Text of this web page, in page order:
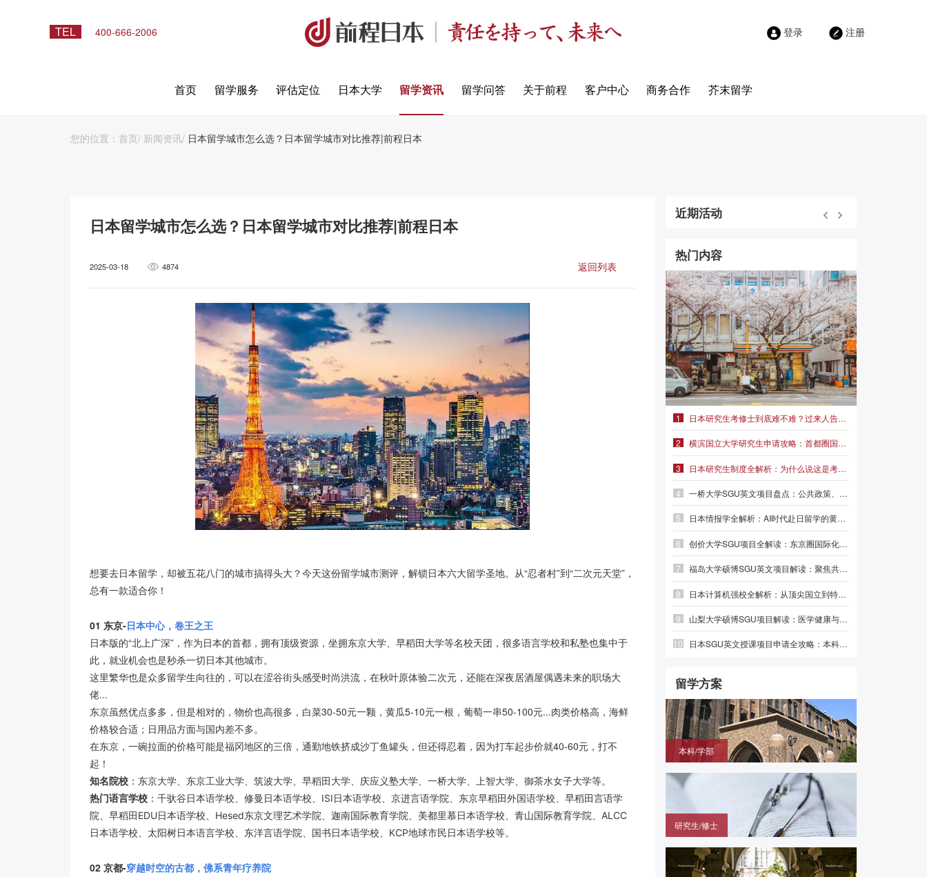
TEL 400-666-2006 登录 注册
首页 留学服务 评估定位 日本大学 留学资讯 留学问答 关于前程 客户中心 商务合作 芥末留学
您的位置： 首页/ 新闻资讯/ 日本留学城市怎么选？日本留学城市对比推荐|前程日本
日本留学城市怎么选？日本留学城市对比推荐|前程日本
2025-03-18 4874 返回列表
想要去日本留学，却被五花八门的城市搞得头大？今天这份留学城市测评，解锁日本六大留学圣地。从“忍者村”到“二次元天堂”，
总有一款适合你！
01 东京-日本中心，卷王之王
日本版的“北上广深”，作为日本的首都，拥有顶级资源，坐拥东京大学、早稻田大学等名校天团，很多语言学校和私塾也集中于
此，就业机会也是秒杀一切日本其他城市。
这里繁华也是众多留学生向往的，可以在涩谷街头感受时尚洪流，在秋叶原体验二次元，还能在深夜居酒屋偶遇未来的职场大
佬...
东京虽然优点多多，但是相对的，物价也高很多，白菜30-50元一颗，黄瓜5-10元一根，葡萄一串50-100元...肉类价格高，海鲜
价格较合适；日用品方面与国内差不多。
在东京，一碗拉面的价格可能是福冈地区的三倍，通勤地铁挤成沙丁鱼罐头，但还得忍着，因为打车起步价就40-60元，打不
起！
知名院校 ：东京大学、东京工业大学、筑波大学、早稻田大学、庆应义塾大学、一桥大学、上智大学、御茶水女子大学等。
热门语言学校 ：千驮谷日本语学校、修曼日本语学校、ISI日本语学校、京进言语学院、东京早稻田外国语学校、早稻田言语学
院、早稻田EDU日本语学校、Hesed东京文理艺术学院、迦南国际教育学院、美都里慕日本语学校、青山国际教育学院、ALCC
日本语学校、太阳树日本语言学校、东洋言语学院、国书日本语学校、KCP地球市民日本语学校等。
02 京都-穿越时空的古都，佛系青年疗养院
近期活动
热门内容
1 日本研究生考修士到底难不难？过来人告诉你真实难度|前程日本留学
2 横滨国立大学研究生申请攻略：首都圈国立名校，学费仅2.3万/年
3 日本研究生制度全解析：为什么说这是考修士最稳妥的路径？
4 一桥大学SGU英文项目盘点：公共政策、外交事务、MBA三大方向
5 日本情报学全解析：AI时代赴日留学的黄金赛道|前程日本留学
6 创价大学SGU项目全解读：东京圈国际化名校，本科/硕士/博士英文授课
7 福岛大学硕博SGU英文项目解读：聚焦共生系统与人间发达，英语直申
8 日本计算机强校全解析：从顶尖国立到特色专精，选对赛道少走弯路
9 山梨大学硕博SGU项目解读：医学健康与绿色光电，英语直申
10 日本SGU英文授课项目申请全攻略：本科、硕士时间线与避坑指南
留学方案
本科/学部
申请目标大学
研究生/修士
研究科就读的offer